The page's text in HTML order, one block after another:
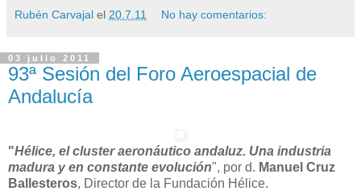
Rubén Carvajal el 20.7.11 No hay comentarios:
03 julio 2011
93ª Sesión del Foro Aeroespacial de
Andalucía
"Hélice, el cluster aeronáutico andaluz. Una industria
madura y en constante evolución", por d. Manuel Cruz
Ballesteros, Director de la Fundación Hélice.